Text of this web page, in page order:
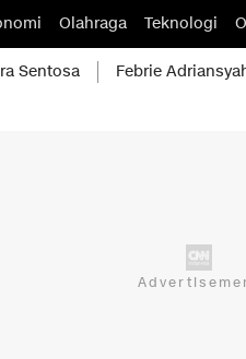
Olahraga Teknologi
Sentosa Febrie